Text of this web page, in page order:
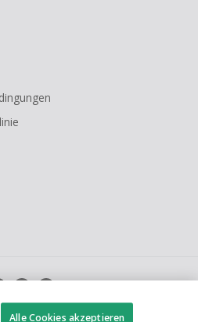
Alle Cookies akzeptieren